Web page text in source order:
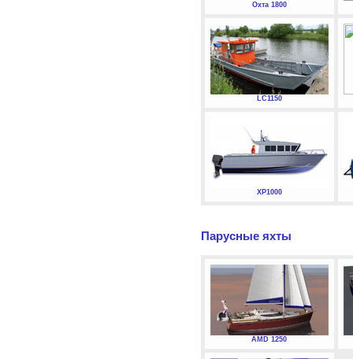
Охта 1800
LC1150
XP1000
Парусные яхты
AMD 1250